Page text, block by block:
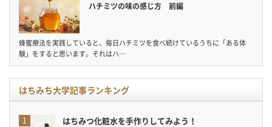
ハチミツの味の感じ方 前編
蜂蜜療法を実践していると、毎日ハチミツを食べ続けているうちに「ある体
験」をすると思います。それはハ…
はちみち大学記事ランキング
はちみつ化粧水を手作りしてみよう！